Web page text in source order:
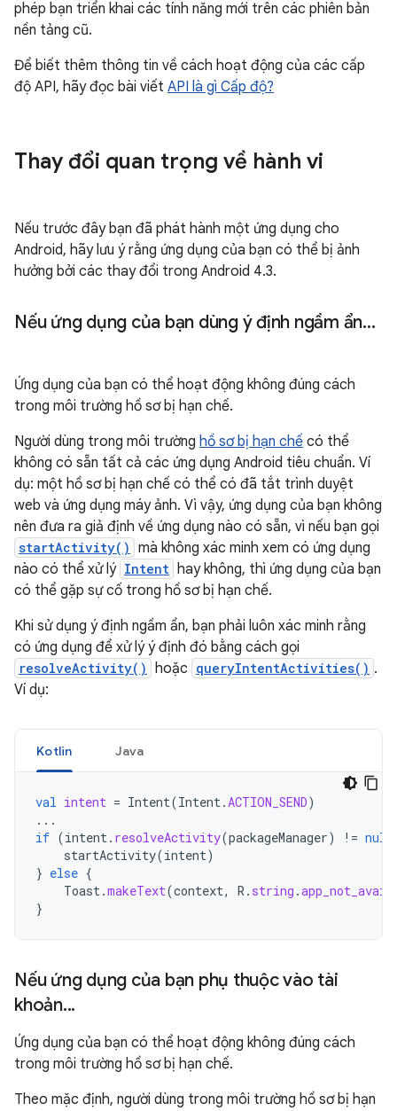
phép bạn triển khai các tính năng mới trên các phiên bản
nền tảng cũ.
Để biết thêm thông tin về cách hoạt động của các cấp
độ API, hãy đọc bài viết API là gì Cấp độ?
Thay đổi quan trọng về hành vi
Nếu trước đây bạn đã phát hành một ứng dụng cho
Android, hãy lưu ý rằng ứng dụng của bạn có thể bị ảnh
hưởng bởi các thay đổi trong Android 4.3.
Nếu ứng dụng của bạn dùng ý định ngầm ẩn...
Ứng dụng của bạn có thể hoạt động không đúng cách
trong môi trường hồ sơ bị hạn chế.
Người dùng trong môi trường hồ sơ bị hạn chế có thể
không có sẵn tất cả các ứng dụng Android tiêu chuẩn. Ví
dụ: một hồ sơ bị hạn chế có thể có đã tắt trình duyệt
web và ứng dụng máy ảnh. Vì vậy, ứng dụng của bạn không
nên đưa ra giả định về ứng dụng nào có sẵn, vì nếu bạn gọi
startActivity() mà không xác minh xem có ứng dụng
nào có thể xử lý Intent hay không, thì ứng dụng của bạn
có thể gặp sự cố trong hồ sơ bị hạn chế.
Khi sử dụng ý định ngầm ẩn, bạn phải luôn xác minh rằng
có ứng dụng để xử lý ý định đó bằng cách gọi
resolveActivity() hoặc queryIntentActivities() .
Ví dụ:
Kotlin Java
val intent = Intent(Intent.ACTION_SEND)
...
if (intent. resolveActivity(packageManager) != null
startActivity(intent)
} else {
Toast.makeText(context, R . string .
}
Nếu ứng dụng của bạn phụ thuộc vào tài
khoản...
Ứng dụng của bạn có thể hoạt động không đúng cách
trong môi trường hồ sơ bị hạn chế.
Theo mặc định, người dùng trong môi trường hồ sơ bị hạn